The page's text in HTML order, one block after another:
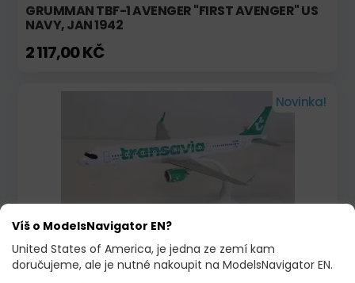
GRUMMAN TBF-1 AVENGER "FIRST AVENGER" US
NAVY, JAN 1942
2 117,00 KČ
Novinka!
AIRBUS A321NEO TRANSAVIA
Víš o ModelsNavigator EN?
United States of America, je jedna ze zemí kam
doručujeme, ale je nutné nakoupit na ModelsNavigator EN.